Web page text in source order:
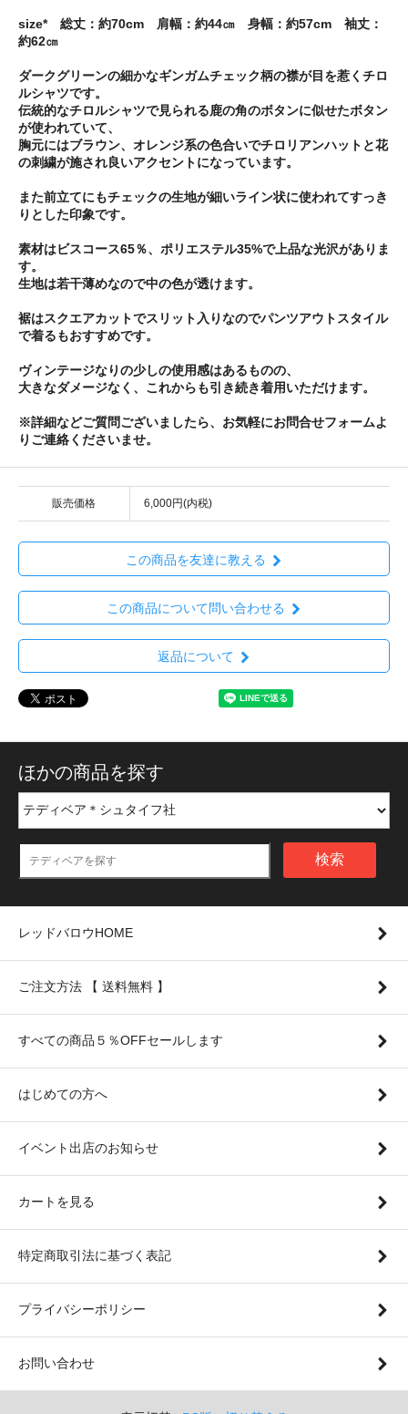
size* 総丈：約70cm 肩幅：約44㎝ 身幅：約57cm 袖丈：
約62㎝
ダークグリーンの細かなギンガムチェック柄の襟が目を惹くチロ
ルシャツです。
伝統的なチロルシャツで見られる鹿の角のボタンに似せたボタン
が使われていて、
胸元にはブラウン、オレンジ系の色合いでチロリアンハットと花
の刺繍が施され良いアクセントになっています。
また前立てにもチェックの生地が細いライン状に使われてすっき
りとした印象です。
素材はビスコース65％、ポリエステル35%で上品な光沢がありま
す。
生地は若干薄めなので中の色が透けます。
裾はスクエアカットでスリット入りなのでパンツアウトスタイル
で着るもおすすめです。
ヴィンテージなりの少しの使用感はあるものの、
大きなダメージなく、これからも引き続き着用いただけます。
※詳細などご質問ございましたら、お気軽にお問合せフォームよ
りご連絡くださいませ。
販売価格 6,000円(内税)
この商品を友達に教える
この商品について問い合わせる
返品について
ほかの商品を探す
検索
レッドバロウHOME
ご注文方法 【 送料無料 】
すべての商品５％OFFセールします
はじめての方へ
イベント出店のお知らせ
カートを見る
特定商取引法に基づく表記
プライバシーポリシー
お問い合わせ